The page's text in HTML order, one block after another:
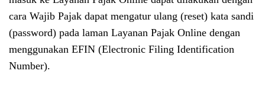
cara Wajib Pajak dapat mengatur ulang (reset) kata sandi
(password) pada laman Layanan Pajak Online dengan
menggunakan EFIN (Electronic Filing Identification
Number).